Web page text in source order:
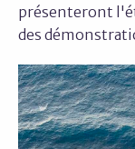
présenteront
des